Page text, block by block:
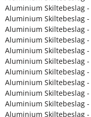
Aluminium Skiltebeslag -
Aluminium Skiltebeslag
Aluminium Skiltebeslag
Aluminium Skiltebeslag -
Aluminium Skiltebeslag
Aluminium Skiltebeslag
Aluminium Skiltebeslag
Aluminium Skiltebeslag -
Aluminium Skiltebeslag
Aluminium Skiltebeslag
Aluminium Skiltebeslag